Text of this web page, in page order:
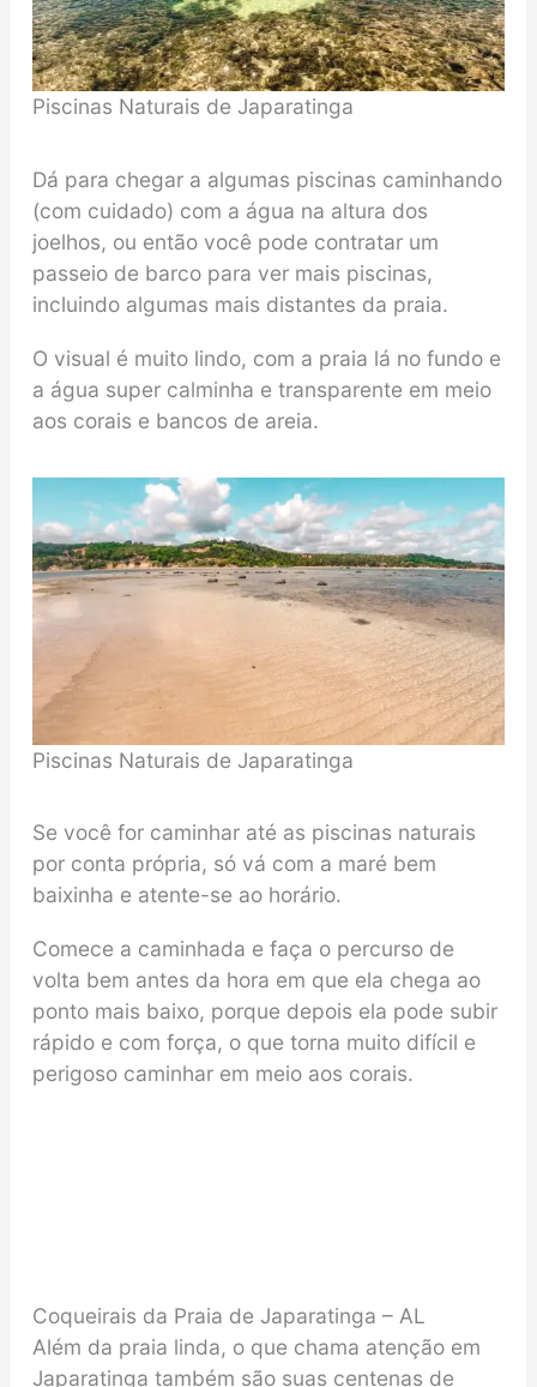
Piscinas Naturais de Japaratinga
Dá para chegar a algumas piscinas caminhando
(com cuidado) com a água na altura dos
joelhos, ou então você pode contratar um
passeio de barco para ver mais piscinas,
incluindo algumas mais distantes da praia.
O visual é muito lindo, com a praia lá no fundo e
a água super calminha e transparente em meio
aos corais e bancos de areia.
Piscinas Naturais de Japaratinga
Se você for caminhar até as piscinas naturais
por conta própria, só vá com a maré bem
baixinha e atente-se ao horário.
Comece a caminhada e faça o percurso de
volta bem antes da hora em que ela chega ao
ponto mais baixo, porque depois ela pode subir
rápido e com força, o que torna muito difícil e
perigoso caminhar em meio aos corais.
Coqueirais da Praia de Japaratinga – AL
Além da praia linda, o que chama atenção em
Japaratinga também são suas centenas de